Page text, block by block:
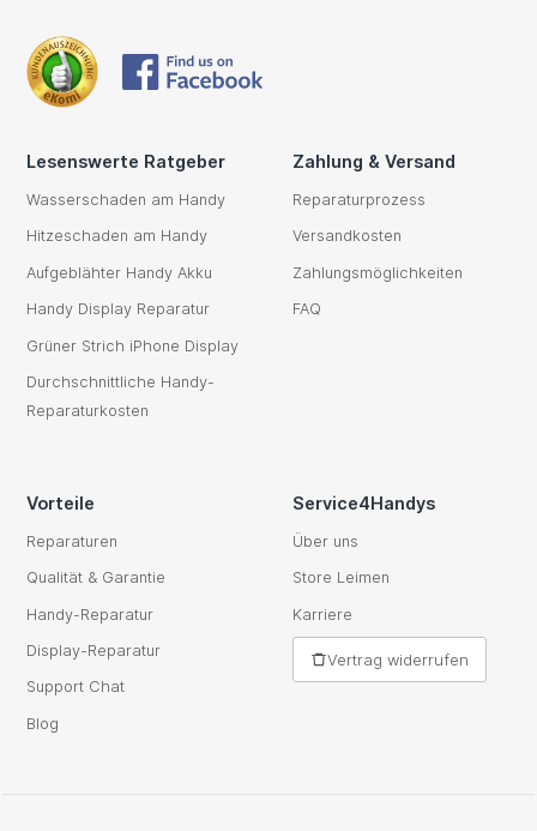
Lesenswerte Ratgeber
Wasserschaden am Handy
Hitzeschaden am Handy
Aufgeblähter Handy Akku
Handy Display Reparatur
Grüner Strich iPhone Display
Durchschnittliche Handy-
Reparaturkosten
Zahlung & Versand
Reparaturprozess
Versandkosten
Zahlungsmöglichkeiten
FAQ
Vorteile
Reparaturen
Qualität & Garantie
Handy-Reparatur
Display-Reparatur
Support Chat
Blog
Service4Handys
Über uns
Store Leimen
Karriere
Vertrag widerrufen